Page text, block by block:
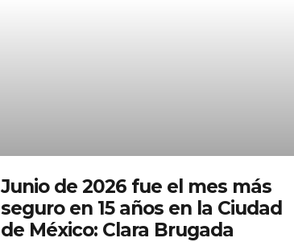
Junio de 2026 fue el mes más
seguro en 15 años en la Ciudad
de México: Clara Brugada